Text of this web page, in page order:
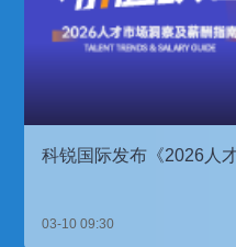
科锐国际发布《2026人
03-10 09:30